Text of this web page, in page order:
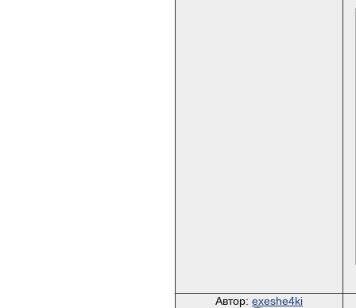
Автор: exeshe4ki